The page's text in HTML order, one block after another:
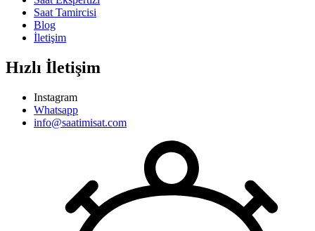
Saat Tamircisi
Blog
İletişim
Hızlı İletişim
Instagram
Whatsapp
info@saatimisat.com